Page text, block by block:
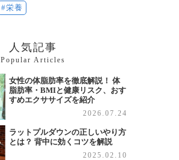
栄養
人気記事
Popular Articles
女性の体脂肪率を徹底解説！ 体
脂肪率・BMIと健康リスク、おす
すめエクササイズを紹介
2026.07.24
ラットプルダウンの正しいやり方
とは？ 背中に効くコツを解説
2025.02.10